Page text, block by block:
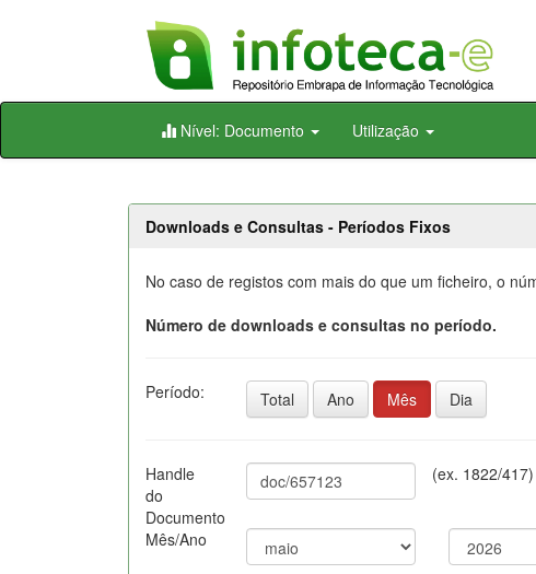
Skip
Nível: Documento Utilização
Downloads e Consultas - Períodos Fixos
No caso de registos com mais do que um ficheiro, o
Número de downloads e consultas no período.
Período: Total Ano Mês Dia
Handle
do
Documento
(ex. 1822/417)
Mês/Ano